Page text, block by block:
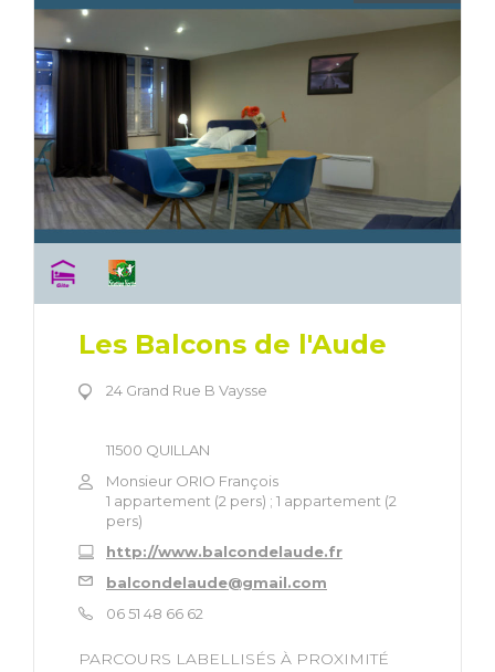
Les Balcons de l'Aude
24 Grand Rue B Vaysse
11500 QUILLAN
Monsieur ORIO François
1 appartement (2 pers) ; 1 appartement (2
pers)
http://www.balcondelaude.fr
balcondelaude@gmail.com
06 51 48 66 62
PARCOURS LABELLISÉS À PROXIMITÉ